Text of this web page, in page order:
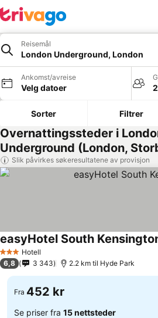
Reisemål
London Underground, London
Ankomst/avreise
Velg datoer
Sorter Filtrer
Overnattingssteder i
Underground (London,
Slik påvirkes søkeresultatene av provisjon
3 StjernerHotell
easyHotel South
6,8 3 343 2.2 km til Hyde Park
Fra 452 kr
Se priser fra 15 nettsteder